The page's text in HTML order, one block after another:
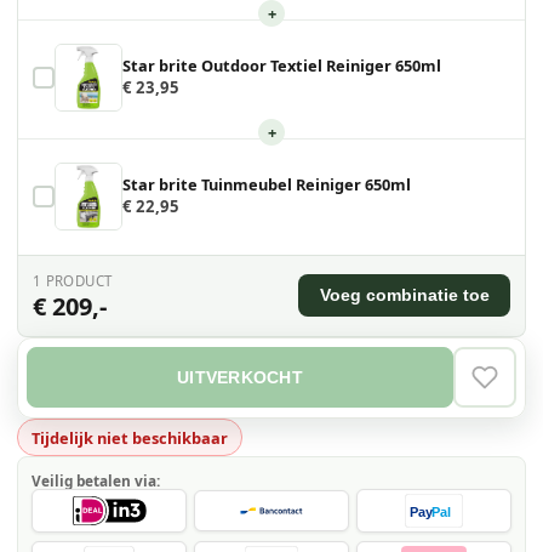
Tijdelijk niet beschikbaar
UITVERKOCHT
+
Star brite Outdoor Textiel Reiniger 650ml
€ 23,95
+
Star brite Tuinmeubel Reiniger 650ml
€ 22,95
1 PRODUCT
€ 209,- Voeg combinatie toe
Veilig betalen via:
PayPal